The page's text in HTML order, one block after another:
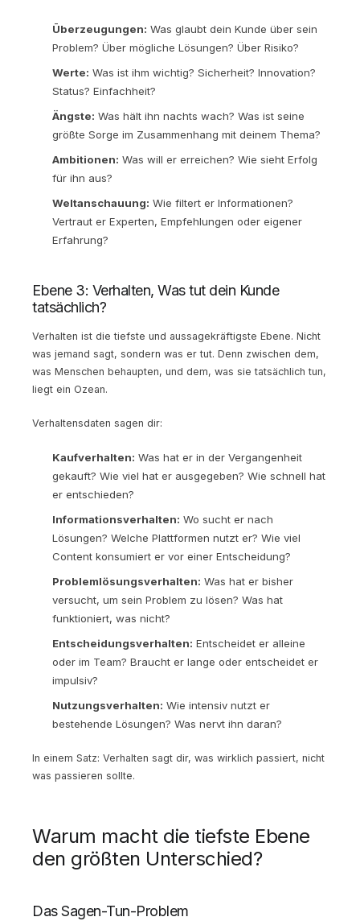
Überzeugungen: Was glaubt dein Kunde über sein
Problem? Über mögliche Lösungen? Über Risiko?
Werte: Was ist ihm wichtig? Sicherheit? Innovation?
Status? Einfachheit?
Ängste: Was hält ihn nachts wach? Was ist seine
größte Sorge im Zusammenhang mit deinem Thema?
Ambitionen: Was will er erreichen? Wie sieht Erfolg
für ihn aus?
Weltanschauung: Wie filtert er Informationen?
Vertraut er Experten, Empfehlungen oder eigener
Erfahrung?
Ebene 3: Verhalten, Was tut dein Kunde
tatsächlich?
Verhalten ist die tiefste und aussagekräftigste Ebene. Nicht
was jemand sagt, sondern was er tut. Denn zwischen dem,
was Menschen behaupten, und dem, was sie tatsächlich tun,
liegt ein Ozean.
Verhaltensdaten sagen dir:
Kaufverhalten: Was hat er in der Vergangenheit
gekauft? Wie viel hat er ausgegeben? Wie schnell hat
er entschieden?
Informationsverhalten: Wo sucht er nach
Lösungen? Welche Plattformen nutzt er? Wie viel
Content konsumiert er vor einer Entscheidung?
Problemlösungsverhalten: Was hat er bisher
versucht, um sein Problem zu lösen? Was hat
funktioniert, was nicht?
Entscheidungsverhalten: Entscheidet er alleine
oder im Team? Braucht er lange oder entscheidet er
impulsiv?
Nutzungsverhalten: Wie intensiv nutzt er
bestehende Lösungen? Was nervt ihn daran?
In einem Satz: Verhalten sagt dir, was wirklich passiert, nicht
was passieren sollte.
Warum macht die tiefste Ebene
den größten Unterschied?
Das Sagen-Tun-Problem